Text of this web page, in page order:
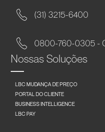
(31) 3215-6400
0800-760-0305 -
Nossas Soluções
LBC MUDANÇA DE PREÇO
PORTAL DO CLIENTE
BUSINESS INTELLIGENCE
LBC PAY